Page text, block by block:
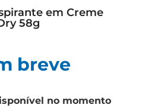
em Creme
58g
breve
no momento